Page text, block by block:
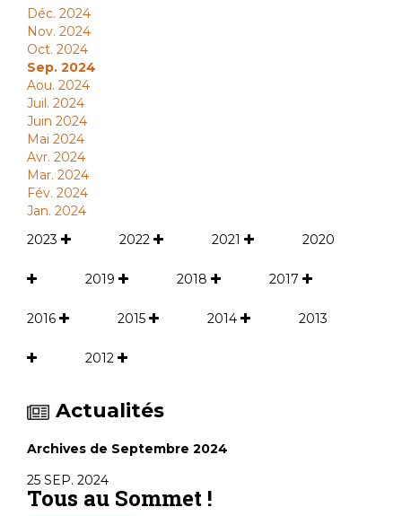
Déc. 2024
Nov. 2024
Oct. 2024
Sep. 2024
Aou. 2024
Juil. 2024
Juin 2024
Mai 2024
Avr. 2024
Mar. 2024
Fév. 2024
Jan. 2024
2023
2022 2021 2020
2019 2018 2017
2016 2015 2014 2013
2012
Actualités
Archives de Septembre 2024
25 SEP. 2024
Tous au Sommet !